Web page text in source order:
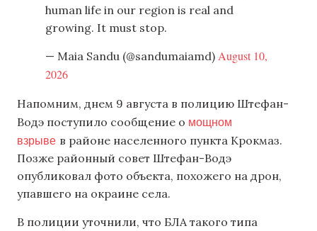
human life in our region is real and
growing. It must stop.
— Maia Sandu (@sandumaiamd) August 10,
2026
Напомним, днем 9 августа в полицию Штефан-
Водэ поступило сообщение о мощном
взрыве в районе населенного пункта Крокмаз.
Позже районный совет Штефан-Водэ
опубликовал фото объекта, похожего на дрон,
упавшего на окраине села.
В полиции уточнили, что БЛА такого типа